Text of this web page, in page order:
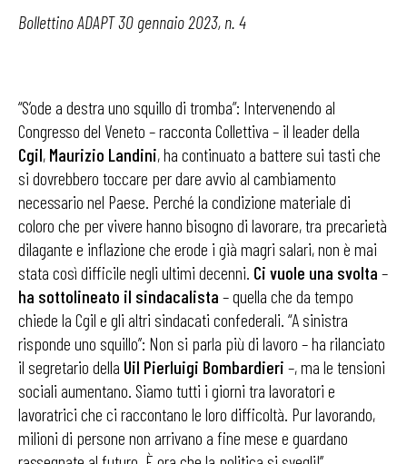
Bollettino ADAPT 30 gennaio 2023, n. 4
“S’ode a destra uno squillo di tromba”: Intervenendo al
Congresso del Veneto – racconta Collettiva – il leader della
Cgil, Maurizio Landini, ha continuato a battere sui tasti che
si dovrebbero toccare per dare avvio al cambiamento
necessario nel Paese. Perché la condizione materiale di
coloro che per vivere hanno bisogno di lavorare, tra precarietà
dilagante e inflazione che erode i già magri salari, non è mai
stata così difficile negli ultimi decenni. Ci vuole una svolta –
ha sottolineato il sindacalista – quella che da tempo
chiede la Cgil e gli altri sindacati confederali. “A sinistra
risponde uno squillo’’: Non si parla più di lavoro – ha rilanciato
il segretario della Uil Pierluigi Bombardieri –, ma le tensioni
sociali aumentano. Siamo tutti i giorni tra lavoratori e
lavoratrici che ci raccontano le loro difficoltà. Pur lavorando,
milioni di persone non arrivano a fine mese e guardano